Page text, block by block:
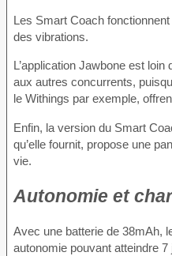
Les Smart Coach
des vibrations.
L’application Jawbone est loin
aux autres concurrents,
le Withings par exemple,
Enfin, la version du Smart
qu’elle fournit, propose une
vie.
Autonomie et
Avec une batterie de 38mAh,
autonomie pouvant atteindre